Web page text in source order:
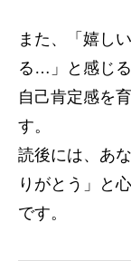
また、「嬉し
る…」と感じる
自己肯定感を
す。
読後には、あ
りがとう」と
です。